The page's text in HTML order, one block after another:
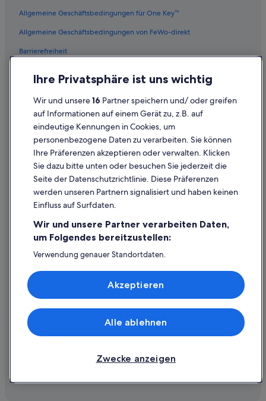
Allgemeine Geschäftsbedingungen für One Key™
Allgemeine Geschäftsbedingungen von FeWo-direkt
Barrierefreiheit
Inhaltsrichtlinien und Melden von Inhalten
Hilfe
Hilfe
Flug stornieren
Rückerstattungsdauer
Expedia-Gutschein einlösen
Internationale Reisedokumente
© 2026 Expedia, Inc., ein Unternehmen der Expedia Group. Alle Rechte
vorbehalten. Expedia und das Expedia-Logo sind Handelsmarken oder
Ihre Privatsphäre ist uns wichtig
Wir und unsere16 Partner speichern und/ oder greifen
auf Informationen auf einem Gerät zu, z.B. auf
eindeutige Kennungen in Cookies, um
personenbezogene Daten zu verarbeiten. Sie können
Ihre Präferenzen akzeptieren oder verwalten. Klicken
Sie dazu bitte unten oder besuchen Sie jederzeit die
Seite der Datenschutzrichtlinie. Diese Präferenzen
werden unseren Partnern signalisiert und haben keinen
Einfluss auf Surfdaten.
Wir und unsere Partner verarbeiten Daten,
um Folgendes bereitzustellen:
Verwendung genauer Standortdaten.
Speichern von oder Zugriff auf Informationen auf einem
Endgerät. Personalisierte Werbung und Inhalte, Messung
von Werbeleistung und der Performance von Inhalten,
Liste der Partner (Lieferanten)
Zwecke anzeigen
Alle ablehnen
Akzeptieren